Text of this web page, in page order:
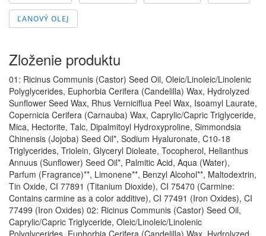
ĽANOVÝ OLEJ
Zloženie produktu
01: Ricinus Communis (Castor) Seed Oil, Oleic/Linoleic/Linolenic
Polyglycerides, Euphorbia Cerifera (Candelilla) Wax, Hydrolyzed
Sunflower Seed Wax, Rhus Verniciflua Peel Wax, Isoamyl Laurate,
Copernicia Cerifera (Carnauba) Wax, Caprylic/Capric Triglyceride,
Mica, Hectorite, Talc, Dipalmitoyl Hydroxyproline, Simmondsia
Chinensis (Jojoba) Seed Oil*, Sodium Hyaluronate, C10-18
Triglycerides, Triolein, Glyceryl Dioleate, Tocopherol, Helianthus
Annuus (Sunflower) Seed Oil*, Palmitic Acid, Aqua (Water),
Parfum (Fragrance)**, Limonene**, Benzyl Alcohol**, Maltodextrin,
Tin Oxide, CI 77891 (Titanium Dioxide), CI 75470 (Carmine:
Contains carmine as a color additive), CI 77491 (Iron Oxides), CI
77499 (Iron Oxides) 02: Ricinus Communis (Castor) Seed Oil,
Caprylic/Capric Triglyceride, Oleic/Linoleic/Linolenic